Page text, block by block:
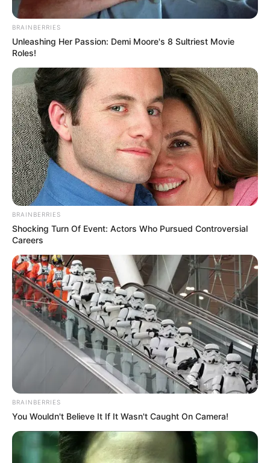
Posted
in
Történetek
A férje elhagyta egy másik
nőért, és az anyósa a fiát
támogatta. De három hónap
múlva minden megváltozott, és
Nastya megfizette a volt
rokonainak.
bySzerző • May 6, 2025
BRAINBERRIES
Unleashing Her Passion: Demi Moore's 8 Sultriest Movie
Roles!
BRAINBERRIES
Shocking Turn Of Event: Actors Who Pursued Controversial
Careers
BRAINBERRIES
You Wouldn't Believe It If It Wasn't Caught On Camera!